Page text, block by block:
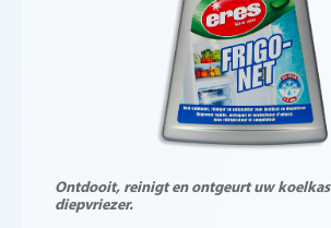
Ontdooit, reinigt en ontgeurt uw
diepvriezer.